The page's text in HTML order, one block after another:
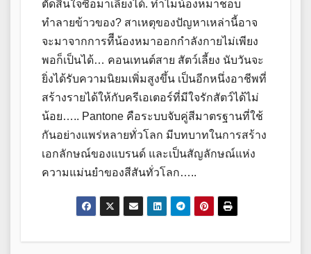
ตัดสินใจซื้อมาเลี้ยงได้. ทำไมน้องหมาชอบ
ทำลายข้าวของ? สาเหตุของปัญหาเหล่านี้อาจ
จะมาจากการทีีน้องหมาออกกำลังกายไม่เพียง
พอก็เป็นได้… คอนเทนต์สาย สัตว์เลี้ยง นับวันจะ
ยิ่งได้รับความนิยมเพิ่มสูงขึ้น เป็นอีกหนึ่งอาชีพที่
สร้างรายได้ให้กับครีเอเตอร์ที่มีใจรักสัตว์ได้ไม่
น้อย….. Pantone คือระบบจับคู่สีมาตรฐานที่ใช้
กันอย่างแพร่หลายทั่วโลก มีบทบาทในการสร้าง
เอกลักษณ์ของแบรนด์ และเป็นสัญลักษณ์แห่ง
ความแม่นยำของสีสันทั่วโลก…..